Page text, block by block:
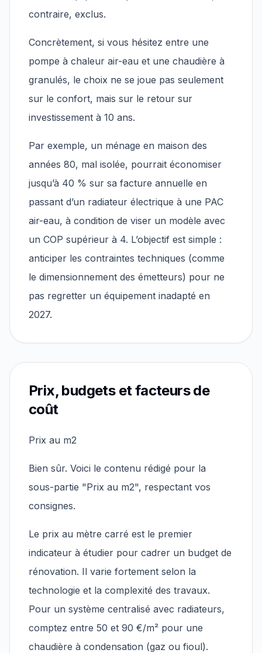
contraire, exclus.
Concrètement, si vous hésitez entre une
pompe à chaleur air-eau et une chaudière à
granulés, le choix ne se joue pas seulement
sur le confort, mais sur le retour sur
investissement à 10 ans.
Par exemple, un ménage en maison des
années 80, mal isolée, pourrait économiser
jusqu’à 40 % sur sa facture annuelle en
passant d’un radiateur électrique à une PAC
air-eau, à condition de viser un modèle avec
un COP supérieur à 4. L’objectif est simple :
anticiper les contraintes techniques (comme
le dimensionnement des émetteurs) pour ne
pas regretter un équipement inadapté en
2027.
Prix, budgets et facteurs de
coût
Prix au m2
Bien sûr. Voici le contenu rédigé pour la
sous-partie "Prix au m2", respectant vos
consignes.
Le prix au mètre carré est le premier
indicateur à étudier pour cadrer un budget de
rénovation. Il varie fortement selon la
technologie et la complexité des travaux.
Pour un système centralisé avec radiateurs,
comptez entre 50 et 90 €/m² pour une
chaudière à condensation (gaz ou fioul).